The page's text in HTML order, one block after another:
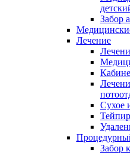
Забор
Лечение
Сухое
Забор